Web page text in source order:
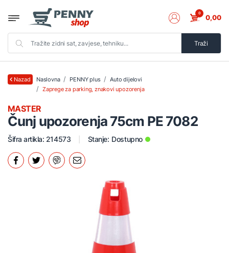
Traži
0 0,00
Nazad Naslovna PENNY plus
Auto dijelovi
Zaprege za parking, znakovi upozorenja
Čunj upozorenja 75cm PE 7082
MASTER
Šifra artikla: 214573 Stanje: Dostupno